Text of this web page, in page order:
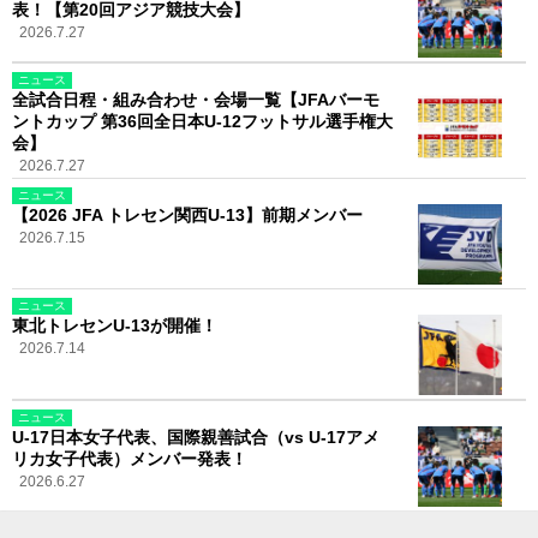
表！【第20回アジア競技大会】
2026.7.27
ニュース
全試合日程・組み合わせ・会場一覧【JFAバーモ
ントカップ 第36回全日本U-12フットサル選手権大
会】
2026.7.27
ニュース
【2026 JFA トレセン関西U-13】前期メンバー
2026.7.15
ニュース
東北トレセンU-13が開催！
2026.7.14
ニュース
U-17日本女子代表、国際親善試合（vs U-17アメ
リカ女子代表）メンバー発表！
2026.6.27